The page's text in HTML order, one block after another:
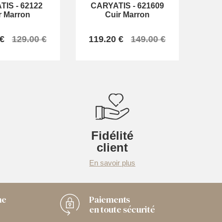
- 62122
Marron
129.00 €
CARYATIS - 621609
Cuir Marron
119.20 € 149.00 €
Fidélité
client
En savoir plus
Paiements
en toute sécurité